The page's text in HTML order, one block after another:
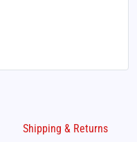
Shipping & Returns